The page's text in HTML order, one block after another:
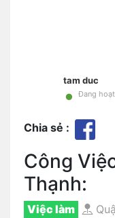
tam duc
• Đang
Chia sẻ :
Công
Thạnh:
Việc làm